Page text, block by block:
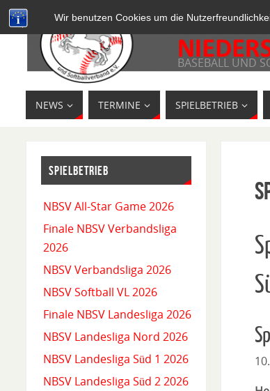
Wir benutzen Cookies um die
BASEBALL UND
NEWS TERMINE SPIELBETRIEB
SPIELBETRIEB
NBSV All-Star Game 2026
Finale NBSV Verbandsliga
2026
NBSV Verbandsliga 2026
NBSV Softball VL 2026
Finale NBSV Landesliga 2026
NBSV Landesliga Nord 2026
NBSV Landesliga Süd 1 2026
NBSV Landesliga Süd 2 2026